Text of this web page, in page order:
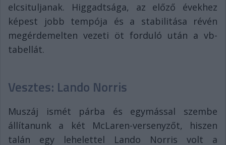
elcsituljanak. Higgadtsága, az előző évekhez
képest jobb tempója és a stabilitása révén
megérdemelten vezeti öt forduló után a vb-
tabellát.
Vesztes: Lando Norris
Muszáj ismét párba és egymással szembe
állítanunk a két McLaren-versenyzőt, hiszen
talán egy lehelettel Lando Norris volt a